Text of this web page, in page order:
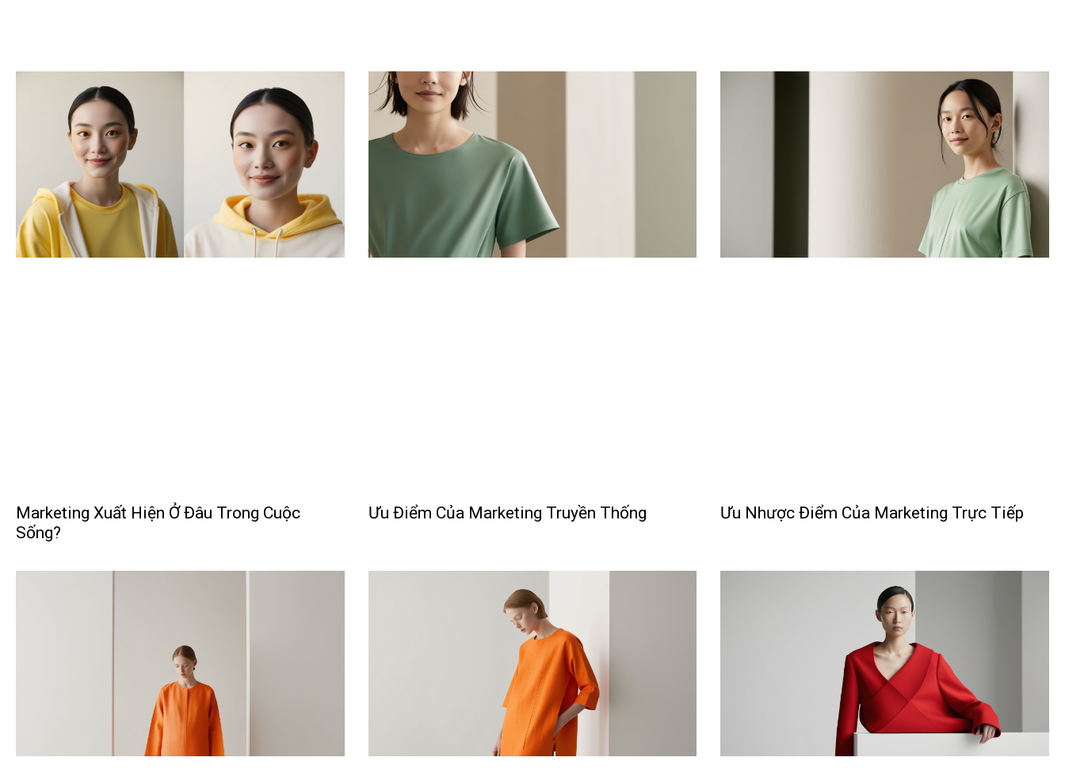
Marketing Xuất Hiện Ở Đâu Trong Cuộc
Sống?
Ưu Điểm Của Marketing Truyền Thống Ưu Nhược Điểm Của Marketing Trực Tiếp